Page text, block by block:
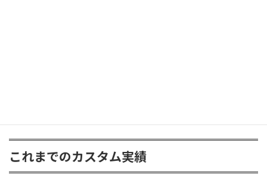
これまでのカスタム実績